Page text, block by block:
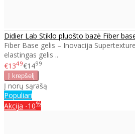
Didier Lab Stiklo pluošto bazė Fiber
Fiber Base gelis – Inovacija
elastingas gelis ..
€1349€1499
Į norų sąrašą
Populiari
Akcija -10%